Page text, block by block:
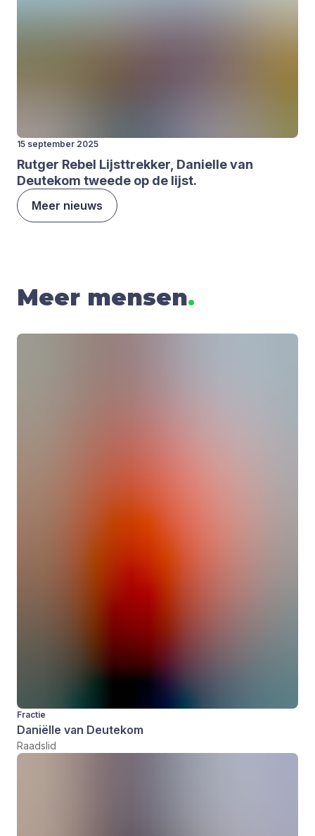
15 september 2025
Rut­ger Rebel Lijst­trek­ker, Daniel­le van
Deutek­om twee­de op de lijst.
Meer nieuws
Meer mensen.
Fractie
Daniëlle van Deutekom
Raadslid